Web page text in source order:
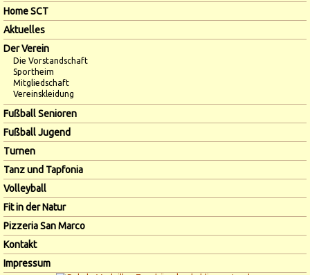
Navigation
überspringen
Home SCT
Aktuelles
Der Verein
Die Vorstandschaft
Sportheim
Mitgliedschaft
Vereinskleidung
Fußball Senioren
Fußball Jugend
Turnen
Tanz und Tapfonia
Volleyball
Fit in der Natur
Pizzeria San Marco
Kontakt
Impressum